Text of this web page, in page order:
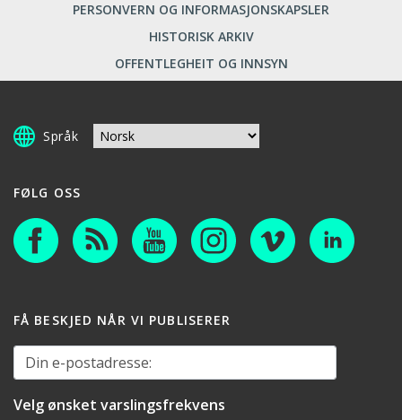
PERSONVERN OG INFORMASJONSKAPSLER
HISTORISK ARKIV
OFFENTLEGHEIT OG INNSYN
Språk
FØLG OSS
FÅ BESKJED NÅR VI PUBLISERER
Din e-postadresse:
Velg ønsket varslingsfrekvens